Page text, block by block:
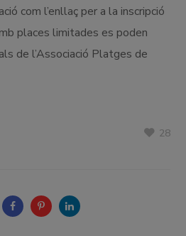
com l’enllaç per a la inscripció
places limitades es poden
de l’Associació Platges de
28